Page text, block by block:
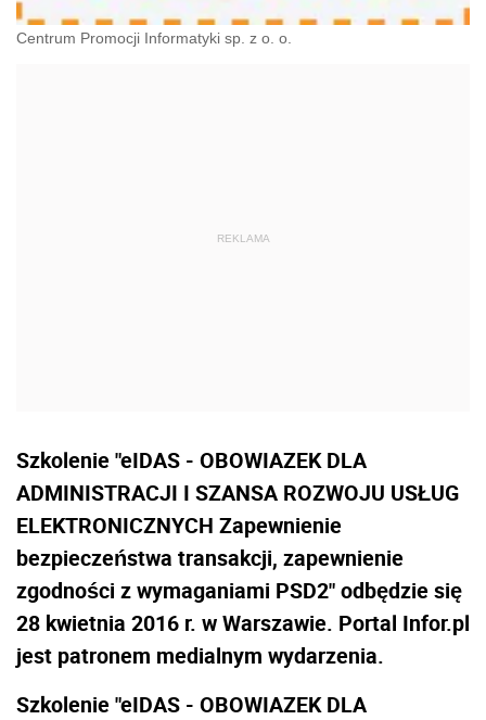
Centrum Promocji Informatyki sp. z o. o.
Szkolenie "eIDAS - OBOWIAZEK DLA
ADMINISTRACJI I SZANSA ROZWOJU USŁUG
ELEKTRONICZNYCH Zapewnienie
bezpieczeństwa transakcji, zapewnienie
zgodności z wymaganiami PSD2" odbędzie się
28 kwietnia 2016 r. w Warszawie. Portal Infor.pl
jest patronem medialnym wydarzenia.
Szkolenie "eIDAS - OBOWIAZEK DLA